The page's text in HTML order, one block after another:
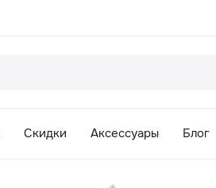
Скидки Аксессуары Блог